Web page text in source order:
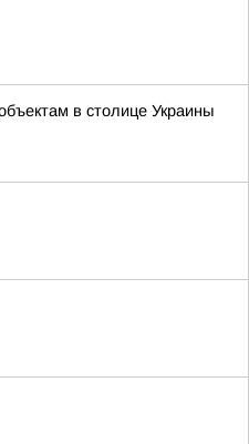
в столице Украины